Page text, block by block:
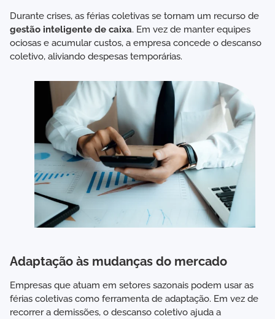
Durante crises, as férias coletivas se tornam um recurso de
gestão inteligente de caixa. Em vez de manter equipes
ociosas e acumular custos, a empresa concede o descanso
coletivo, aliviando despesas temporárias.
Adaptação às mudanças do mercado
Empresas que atuam em setores sazonais podem usar as
férias coletivas como ferramenta de adaptação. Em vez de
recorrer a demissões, o descanso coletivo ajuda a